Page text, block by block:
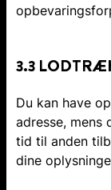
3.3
Du kan have
adresse,
tid til anden
dine